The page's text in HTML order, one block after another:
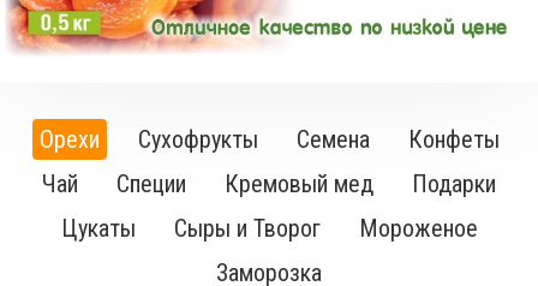
Орехи Сухофрукты Семена
Конфеты
Чай
Специи Кремовый мед
Подарки
Цукаты
Сыры и Творог
Мороженое
Заморозка